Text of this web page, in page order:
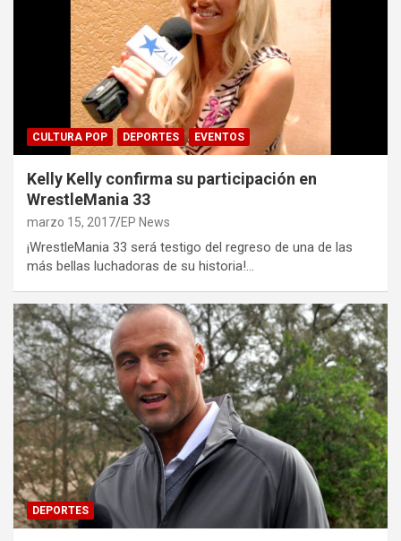
CULTURA POP DEPORTES EVENTOS
Kelly Kelly confirma su participación en
WrestleMania 33
marzo 15, 2017 EP News
¡WrestleMania 33 será testigo del regreso de una de las
más bellas luchadoras de su historia!…
DEPORTES